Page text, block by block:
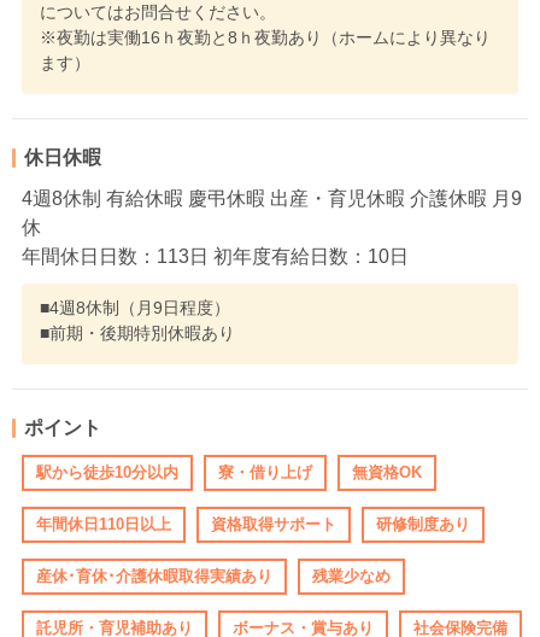
についてはお問合せください。
※夜勤は実働16ｈ夜勤と8ｈ夜勤あり（ホームにより異なり
ます）
休日休暇
4週8休制 有給休暇 慶弔休暇 出産・育児休暇 介護休暇 月9
休
年間休日日数：113日 初年度有給日数：10日
■4週8休制（月9日程度）
■前期・後期特別休暇あり
ポイント
駅から徒歩10分以内 寮・借り上げ 無資格OK
年間休日110日以上 資格取得サポート 研修制度あり
産休･育休･介護休暇取得実績あり 残業少なめ
託児所・育児補助あり ボーナス・賞与あり 社会保険完備